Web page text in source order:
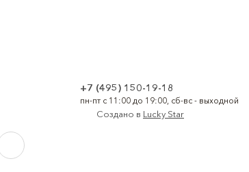
+7 (495) 150-19-18
пн-пт с 11:00 до 19:00, сб-вс - выходной
Создано в Lucky Star